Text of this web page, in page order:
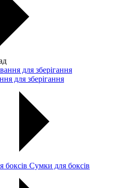
для зберігання
Сумки для боксів